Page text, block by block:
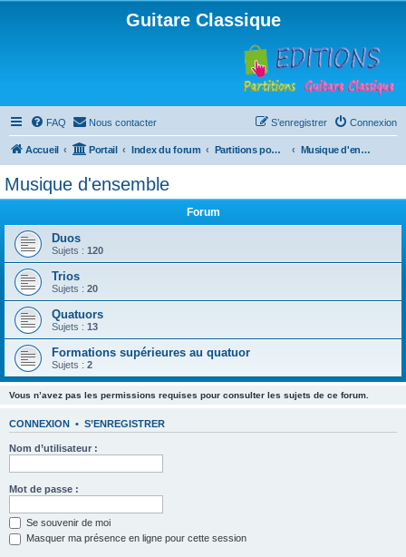
Guitare Classique
FAQ Nous contacter Connexion
S’enregistrer
Accueil Portail Index du forum Partitions pour guitare en libre téléchargement Musique d'ensemble
Musique d'ensemble
Forum
Duos
Sujets : 120
Trios
Sujets : 20
Quatuors
Sujets : 13
Formations supérieures au quatuor
Sujets : 2
Vous n’avez pas les permissions requises pour consulter les sujets de ce forum.
CONNEXION • S’ENREGISTRER
Nom d’utilisateur :
Mot de passe :
Se souvenir de moi
Masquer ma présence en ligne pour cette session